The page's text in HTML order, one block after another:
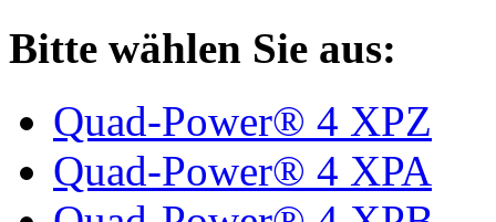
Bitte wählen Sie aus:
Quad-Power® 4 XPZ
Quad-Power® 4 XPA